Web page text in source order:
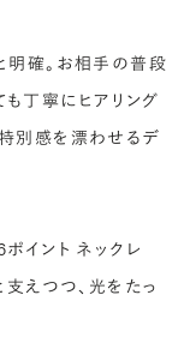
明確。お相手の普段
丁寧にヒアリング
別感を漂わせるデ
イント ネックレ
支えつつ、光をたっ